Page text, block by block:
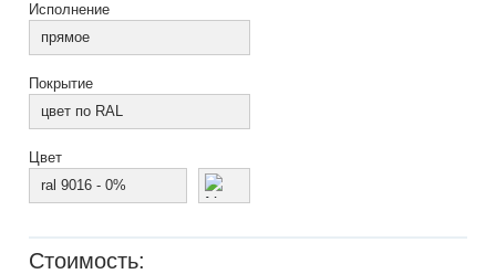
Исполнение
прямое
Покрытие
цвет по RAL
Цвет
ral 9016 - 0%
Стоимость: